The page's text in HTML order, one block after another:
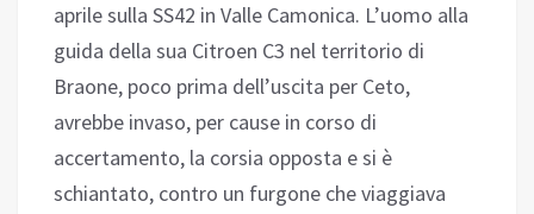
aprile sulla SS42 in Valle Camonica. L’uomo alla
guida della sua Citroen C3 nel territorio di
Braone, poco prima dell’uscita per Ceto,
avrebbe invaso, per cause in corso di
accertamento, la corsia opposta e si è
schiantato, contro un furgone che viaggiava